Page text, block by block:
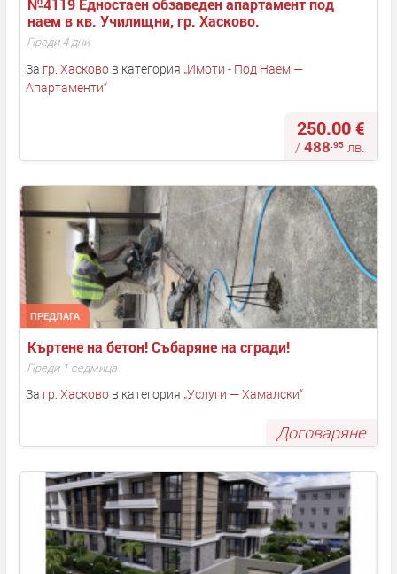
№4119 Едностаен обзаведен апартамент под
наем в кв. Училищни, гр. Хасково.
Преди 4 дни
За гр. Хасковов категория „Имоти - Под Наем —
Апартаменти“
250.00 €
/488.95 лв.
ПРЕДЛАГА
Къртене на бетон! Събаряне на сгради!
Преди 1 седмица
За гр. Хасковов категория „Услуги — Хамалски“
Договаряне